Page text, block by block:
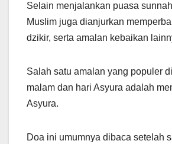
Selain menjalankan puasa
Muslim juga dianjurkan
dzikir, serta amalan kebaikan
Salah satu amalan yang populer
malam dan hari Asyura adalah
Asyura.
Doa ini umumnya dibaca setelah